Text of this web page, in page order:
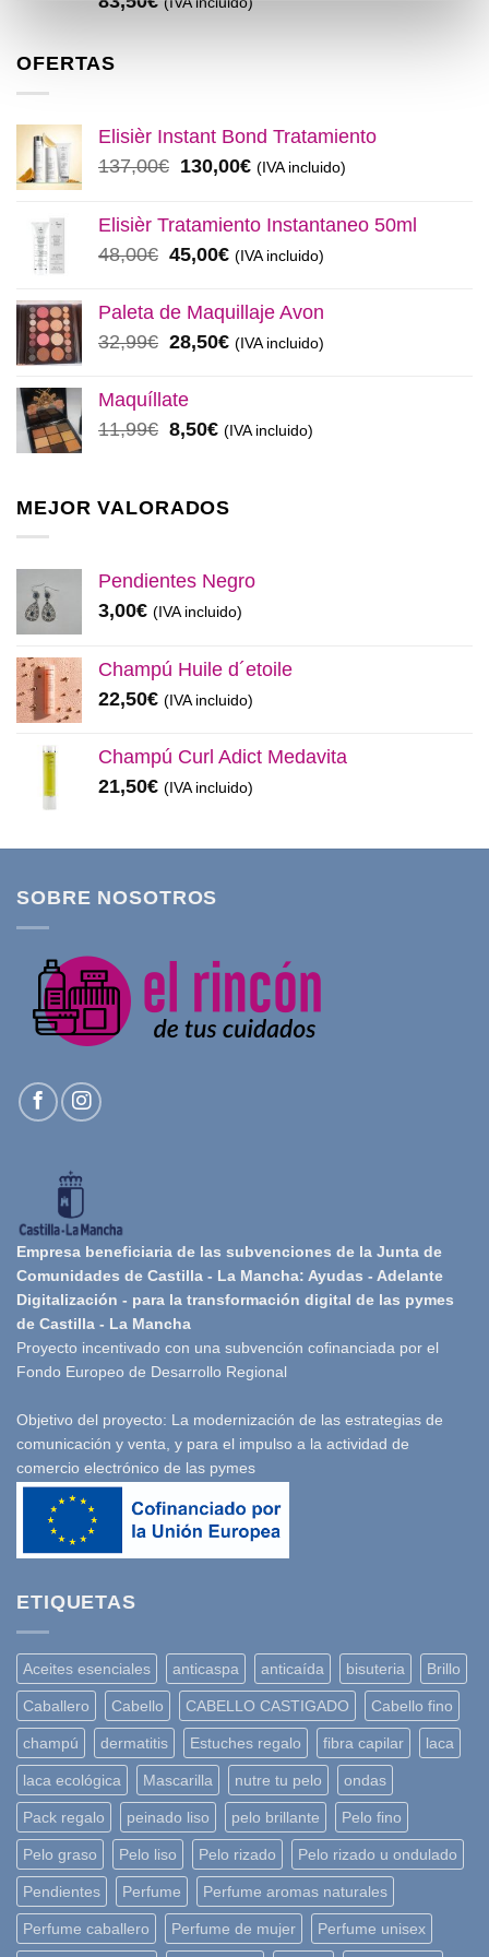
OFERTAS
Elisièr Instant Bond Tratamiento
137,00€ El
original
137,00€.
130,00€El
actual
130,00€.
(IVA incluido)
Elisièr Tratamiento Instantaneo 50ml
48,00€ El
original
48,00€.
45,00€El
actual
45,00€.
(IVA incluido)
Paleta de Maquillaje Avon
32,99€ El
original
32,99€.
28,50€El
28,50€.
(IVA incluido)
Maquíllate
11,99€ El
era:
8,50€El
es:
(IVA incluido)
MEJOR VALORADOS
Pendientes Negro
3,00€ (IVA incluido)
Champú Huile d´etoile
22,50€ (IVA incluido)
Champú Curl Adict Medavita
21,50€ (IVA incluido)
SOBRE NOSOTROS
Empresa beneficiaria de las subvenciones de la Junta de
Comunidades de Castilla - La Mancha: Ayudas - Adelante
Digitalización - para la transformación digital de las pymes
de Castilla - La Mancha
Proyecto incentivado con una subvención cofinanciada por el
Fondo Europeo de Desarrollo Regional
Objetivo del proyecto: La modernización de las estrategias de
comunicación y venta, y para el impulso a la actividad de
comercio electrónico de las pymes
ETIQUETAS
Aceites esenciales anticaspa anticaída bisuteria Brillo
Caballero Cabello CABELLO CASTIGADO Cabello fino
champú dermatitis Estuches regalo fibra capilar laca
laca ecológica Mascarilla nutre tu pelo ondas
Pack regalo peinado liso pelo brillante Pelo fino
Pelo graso Pelo liso Pelo rizado Pelo rizado u ondulado
Pendientes Perfume Perfume aromas naturales
Perfume caballero Perfume de mujer Perfume unisex